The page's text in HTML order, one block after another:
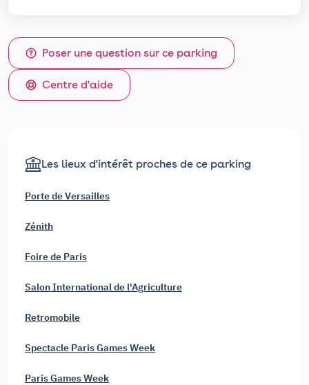
Poser une question sur ce parking
Centre d'aide
Les lieux d'intérêt proches de ce parking
Porte de Versailles
Zénith
Foire de Paris
Salon International de l'Agriculture
Retromobile
Spectacle Paris Games Week
Paris Games Week